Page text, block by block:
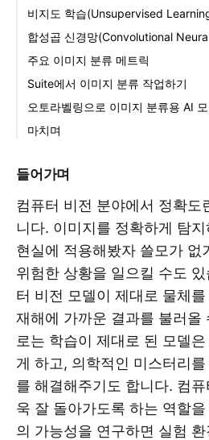
비지도 학습(Unsupervised
합성곱 신경망(Convolutional
주요 이미지 분류 메트릭
Suite에서 이미지 분류 작업하기
오토라벨링으로 이미지 분류용 AI
마치며
들어가며
컴퓨터 비전 분야에서 정확도
니다. 이미지를 정확하게 탐
현실에 적용해봤자 쓸모가 없
위험한 상황을 일으킬 수도
터 비전 모델이 제대로 물체
재해에 가까운 결과를 불러올
로는 학습이 제대로 된 모델
게 하고, 의학적인 미스터리
를 해결해주기도 합니다. 컴
욱 잘 돌아가도록 하는 역할
의 가능성을 연구하면 실험